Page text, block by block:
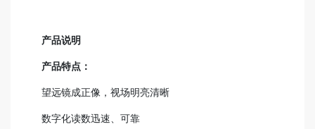
产品说明
产品特点：
望远镜成正像，视场明亮清晰
数字化读数迅速、可靠